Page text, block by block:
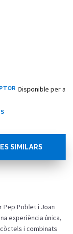
Disponible per a
SIMILARS
Poblet i Joan
experiència única,
i combinats